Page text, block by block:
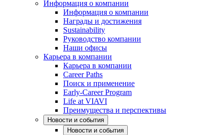
Информация о компании
Информация о компании
Награды и достижения
Sustainability
Руководство компании
Наши офисы
Карьера в компании
Карьера в компании
Career Paths
Поиск и применение
Early-Career Program
Life at VIAVI
Преимущества и перспективы
Новости и события
Новости и события